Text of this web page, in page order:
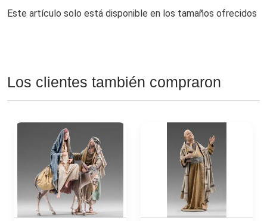
Este artículo solo está disponible en los tamaños ofrecidos
Los clientes también compraron